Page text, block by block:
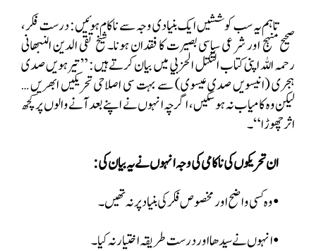
تاہم یہ سب کوششیں ایک بنیادی وجہ سے ناکام ہوئیں: درست فکر،
صحیح منہجاور شرعی سیاسی بصیرت کا فقدان ہونا۔شیخ تقی الدین النبھانی
رحمہ اللہ اپنی کتاب التكتل الحزبي میں بیان کرتے ہیں: ”تیرہویں صدی
ہجری (انیسویں صدی عیسوی) سے بہت سی اصلاحی تحریکیں ابھریں …
لیکن وہ کامیاب نہ ہو سکیں، اگرچہ انہوں نے اپنے بعد آنے والوں پر کچھ
اثر چھوڑا“۔
ان تحریکوں کی ناکامی کی وجہ انہوں نے یہ بیان کی:
•وہ کسی واضح اور مخصوص فکر کی بنیاد پر نہ تھیں۔
•انہوں نے سیدھا اور درست طریقہ اختیار نہ کیا۔